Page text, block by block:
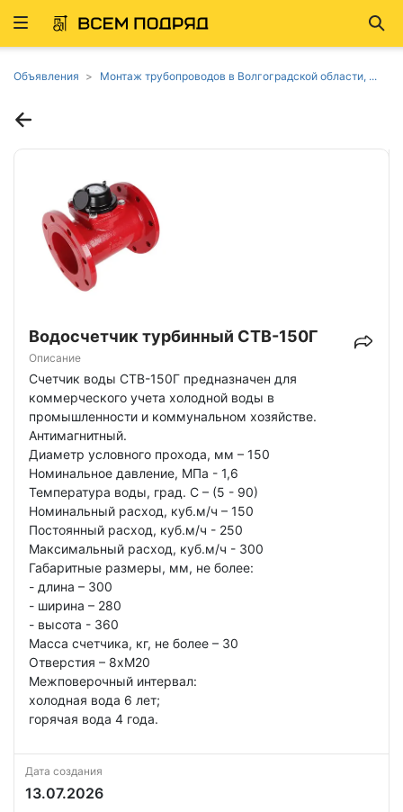
Развернуть
Объявления Монтаж трубопроводов в Волгоградской области, ...
Водосчетчик турбинный СТВ-150Г
Описание
Счетчик воды СТВ-150Г предназначен для
коммерческого учета холодной воды в
промышленности и коммунальном хозяйстве.
Антимагнитный.
Диаметр условного прохода, мм – 150
Номинальное давление, МПа - 1,6
Температура воды, град. С – (5 - 90)
Номинальный расход, куб.м/ч – 150
Постоянный расход, куб.м/ч - 250
Максимальный расход, куб.м/ч - 300
Габаритные размеры, мм, не более:
- длина – 300
- ширина – 280
- высота - 360
Масса счетчика, кг, не более – 30
Отверстия – 8хМ20
Межповерочный интервал:
холодная вода 6 лет;
горячая вода 4 года.
Дата создания
13.07.2026